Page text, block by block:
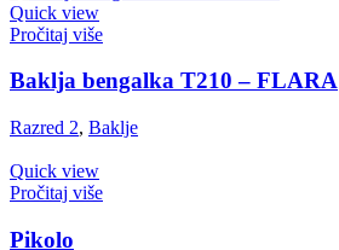
Quick view
Pročitaj više
Baklja bengalka T210 – FLARA
Razred 2, Baklje
Quick view
Pročitaj više
Pikolo